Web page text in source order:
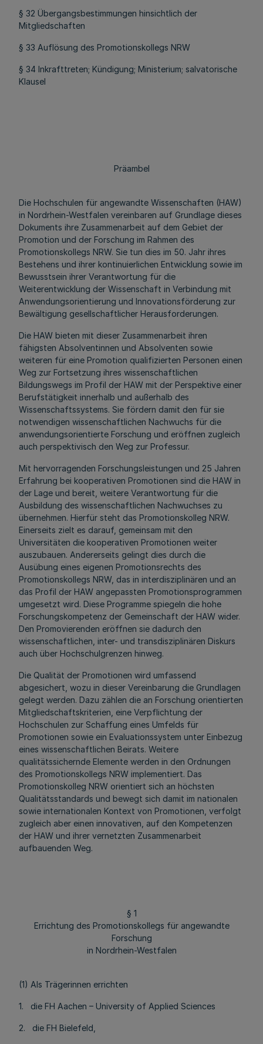
§ 32 Übergangsbestimmungen hinsichtlich der
Mitgliedschaften
§ 33 Auflösung des Promotionskollegs NRW
§ 34 Inkrafttreten; Kündigung; Ministerium; salvatorische
Klausel
Präambel
Die Hochschulen für angewandte Wissenschaften (HAW)
in Nordrhein-Westfalen vereinbaren auf Grundlage dieses
Dokuments ihre Zusammenarbeit auf dem Gebiet der
Promotion und der Forschung im Rahmen des
Promotionskollegs NRW. Sie tun dies im 50. Jahr ihres
Bestehens und ihrer kontinuierlichen Entwicklung sowie im
Bewusstsein ihrer Verantwortung für die
Weiterentwicklung der Wissenschaft in Verbindung mit
Anwendungsorientierung und Innovationsförderung zur
Bewältigung gesellschaftlicher Herausforderungen.
Die HAW bieten mit dieser Zusammenarbeit ihren
fähigsten Absolventinnen und Absolventen sowie
weiteren für eine Promotion qualifizierten Personen einen
Weg zur Fortsetzung ihres wissenschaftlichen
Bildungswegs im Profil der HAW mit der Perspektive einer
Berufstätigkeit innerhalb und außerhalb des
Wissenschaftssystems. Sie fördern damit den für sie
notwendigen wissenschaftlichen Nachwuchs für die
anwendungsorientierte Forschung und eröffnen zugleich
auch perspektivisch den Weg zur Professur.
Mit hervorragenden Forschungsleistungen und 25 Jahren
Erfahrung bei kooperativen Promotionen sind die HAW in
der Lage und bereit, weitere Verantwortung für die
Ausbildung des wissenschaftlichen Nachwuchses zu
übernehmen. Hierfür steht das Promotionskolleg NRW.
Einerseits zielt es darauf, gemeinsam mit den
Universitäten die kooperativen Promotionen weiter
auszubauen. Andererseits gelingt dies durch die
Ausübung eines eigenen Promotionsrechts des
Promotionskollegs NRW, das in interdisziplinären und an
das Profil der HAW angepassten Promotionsprogrammen
umgesetzt wird. Diese Programme spiegeln die hohe
Forschungskompetenz der Gemeinschaft der HAW wider.
Den Promovierenden eröffnen sie dadurch den
wissenschaftlichen, inter- und transdisziplinären Diskurs
auch über Hochschulgrenzen hinweg.
Die Qualität der Promotionen wird umfassend
abgesichert, wozu in dieser Vereinbarung die Grundlagen
gelegt werden. Dazu zählen die an Forschung orientierten
Mitgliedschaftskriterien, eine Verpflichtung der
Hochschulen zur Schaffung eines Umfelds für
Promotionen sowie ein Evaluationssystem unter Einbezug
eines wissenschaftlichen Beirats. Weitere
qualitätssichernde Elemente werden in den Ordnungen
des Promotionskollegs NRW implementiert. Das
Promotionskolleg NRW orientiert sich an höchsten
Qualitätsstandards und bewegt sich damit im nationalen
sowie internationalen Kontext von Promotionen, verfolgt
zugleich aber einen innovativen, auf den Kompetenzen
der HAW und ihrer vernetzten Zusammenarbeit
aufbauenden Weg.
§ 1
Errichtung des Promotionskollegs für angewandte
Forschung
in Nordrhein-Westfalen
(1) Als Trägerinnen errichten
1. die FH Aachen – University of Applied Sciences
2. die FH Bielefeld,